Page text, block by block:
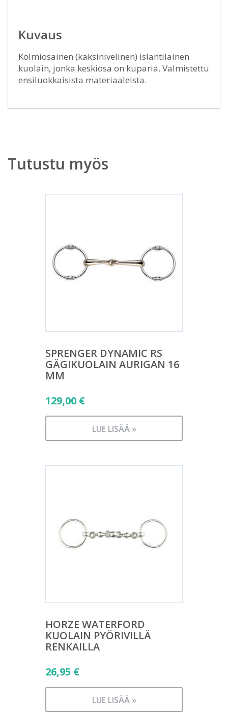
Kuvaus
Kolmiosainen (kaksinivelinen) islantilainen
kuolain, jonka keskiosa on kuparia. Valmistettu
ensiluokkaisista materiaaleista.
Tutustu myös
SPRENGER DYNAMIC RS
GÄGIKUOLAIN AURIGAN 16
MM
129,00 €
LUE LISÄÄ »
HORZE WATERFORD
KUOLAIN PYÖRIVILLÄ
RENKAILLA
26,95 €
LUE LISÄÄ »